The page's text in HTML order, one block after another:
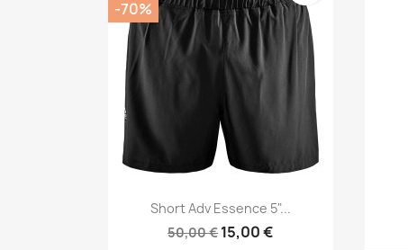
 Vista rápida
Short Adv Essence 5"...
50,00 € 15,00 €
-70%